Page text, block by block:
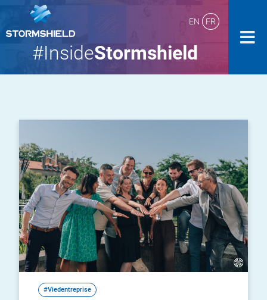
EN FR
#InsideStormshield
#Viedentreprise